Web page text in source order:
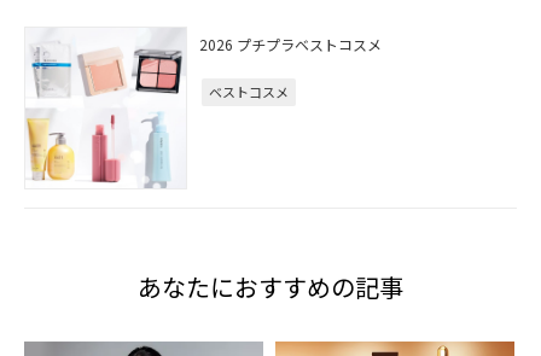
2026 プチプラベストコスメ
ベストコスメ
あなたにおすすめの記事